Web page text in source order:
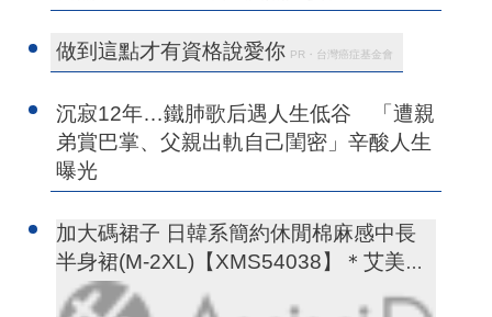
做到這點才有資格說愛你 PR・台灣癌症基金會
沉寂12年…鐵肺歌后遇人生低谷 「遭親
弟賞巴掌、父親出軌自己閨密」辛酸人生
曝光
加大碼裙子 日韓系簡約休閒棉麻感中長
半身裙(M-2XL)【XMS54038】＊艾美時
尚(現+預)